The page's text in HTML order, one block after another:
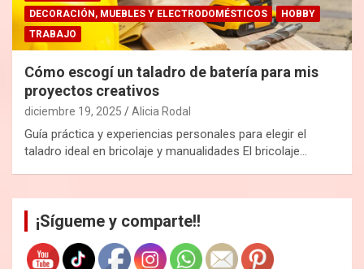
DECORACIÓN, MUEBLES Y ELECTRODOMÉSTICOS
HOBBY
TRABAJO
Cómo escogí un taladro de batería para mis
proyectos creativos
diciembre 19, 2025 Alicia Rodal
Guía práctica y experiencias personales para elegir el
taladro ideal en bricolaje y manualidades El bricolaje…
¡Sígueme y comparte!!